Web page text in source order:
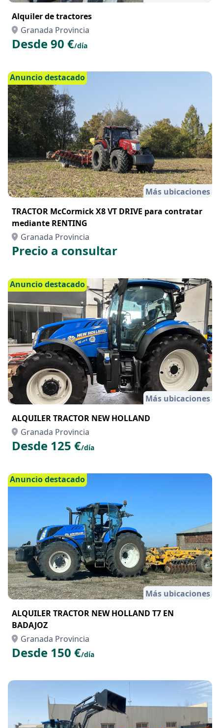
Alquiler de tractores
Granada Provincia
Desde 90 €/día
Anuncio destacado
Más ubicaciones
TRACTOR McCormick X8 VT DRIVE para contratar
mediante RENTING
Granada Provincia
Precio a consultar
Anuncio destacado
Más ubicaciones
ALQUILER TRACTOR NEW HOLLAND
Granada Provincia
Desde 125 €/día
Anuncio destacado
Más ubicaciones
ALQUILER TRACTOR NEW HOLLAND T7 EN
BADAJOZ
Granada Provincia
Desde 150 €/día